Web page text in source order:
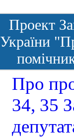
Проект
України
Про
34, 35